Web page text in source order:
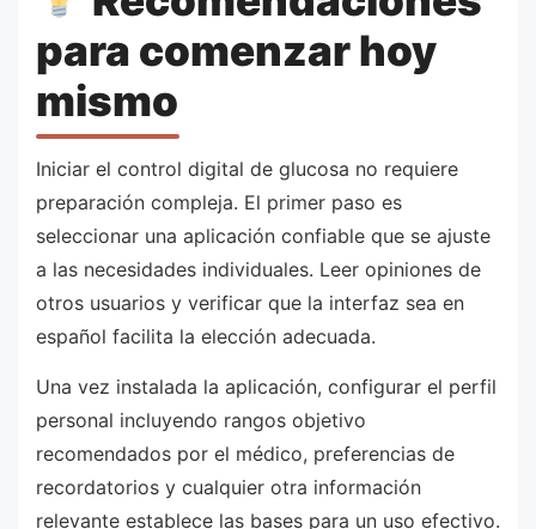
para comenzar hoy
mismo
Iniciar el control digital de glucosa no requiere
preparación compleja. El primer paso es
seleccionar una aplicación confiable que se ajuste
a las necesidades individuales. Leer opiniones de
otros usuarios y verificar que la interfaz sea en
español facilita la elección adecuada.
Una vez instalada la aplicación, configurar el perfil
personal incluyendo rangos objetivo
recomendados por el médico, preferencias de
recordatorios y cualquier otra información
relevante establece las bases para un uso efectivo.